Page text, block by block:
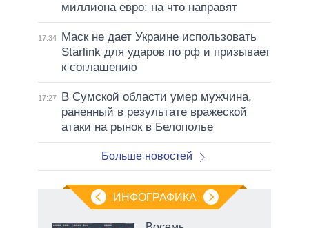
миллиона евро: на что направят
17:34
Маск не дает Украине использовать
Starlink для ударов по рф и призывает
к соглашению
17:27
В Сумской области умер мужчина,
раненный в результате вражеской
атаки на рынок в Белополье
Больше новостей
ИНФОГРАФИКА